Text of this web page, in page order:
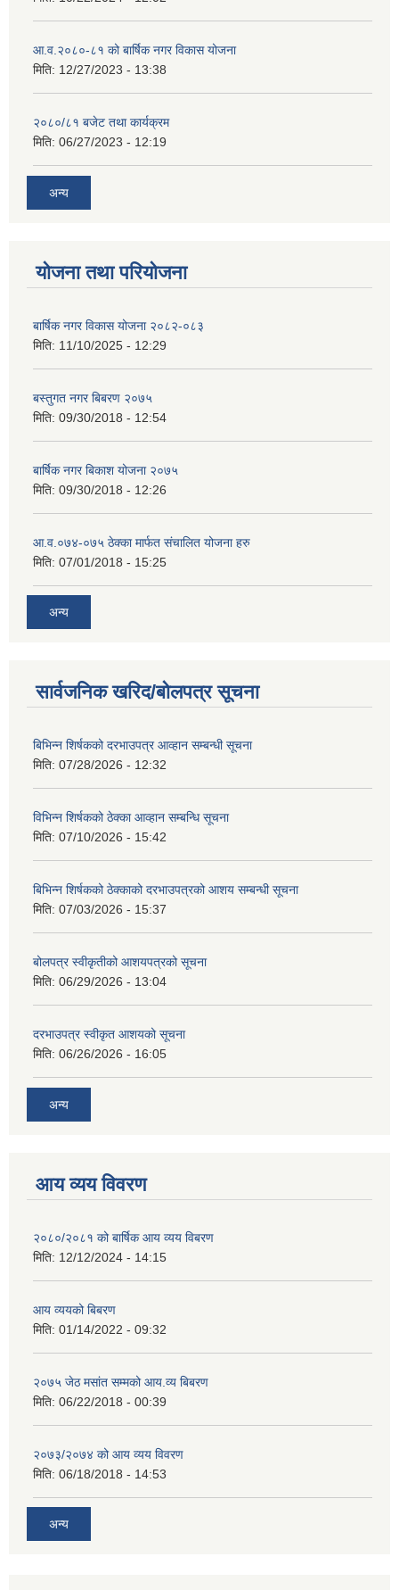
आ.व.२०८०-८१ को बार्षिक नगर विकास योजना
मिति: 12/27/2023 - 13:38
२०८०/८१ बजेट तथा कार्यक्रम
मिति: 06/27/2023 - 12:19
अन्य
योजना तथा परियोजना
बार्षिक नगर विकास योजना २०८२-०८३
मिति: 11/10/2025 - 12:29
बस्तुगत नगर बिबरण २०७५
मिति: 09/30/2018 - 12:54
बार्षिक नगर बिकाश योजना २०७५
मिति: 09/30/2018 - 12:26
आ.व.०७४-०७५ ठेक्का मार्फत संचालित योजना हरु
मिति: 07/01/2018 - 15:25
अन्य
सार्वजनिक खरिद/बोलपत्र सूचना
बिभिन्‍न शिर्षकको दरभाउपत्र आव्हान सम्बन्धी सूचना
मिति: 07/28/2026 - 12:32
विभिन्न शिर्षकको ठेक्का आव्हान सम्बन्धि सूचना
मिति: 07/10/2026 - 15:42
बिभिन्‍न शिर्षकको ठेक्काको दरभाउपत्रको आशय सम्बन्धी सूचना
मिति: 07/03/2026 - 15:37
बोलपत्र स्वीकृतीको आशयपत्रको सूचना
मिति: 06/29/2026 - 13:04
दरभाउपत्र स्वीकृत आशयको सूचना
मिति: 06/26/2026 - 16:05
अन्य
आय व्यय विवरण
२०८०/२०८१ को बार्षिक आय व्यय विबरण
मिति: 12/12/2024 - 14:15
आय व्ययको बिबरण
मिति: 01/14/2022 - 09:32
२०७५ जेठ मसांत सम्मको आय.व्य बिबरण
मिति: 06/22/2018 - 00:39
२०७३/२०७४ को आय व्यय विवरण
मिति: 06/18/2018 - 14:53
अन्य